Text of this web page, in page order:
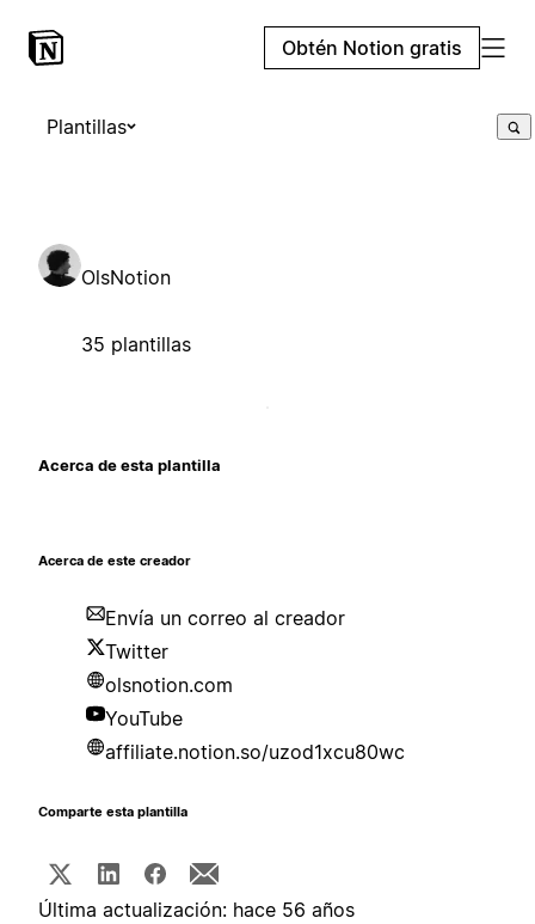
Obtén Notion gratis
Plantillas
OlsNotion
35 plantillas
Acerca de esta plantilla
Acerca de este creador
Envía un correo al creador
Twitter
olsnotion.com
YouTube
affiliate.notion.so/uzod1xcu80wc
Comparte esta plantilla
Última actualización: hace 56 años